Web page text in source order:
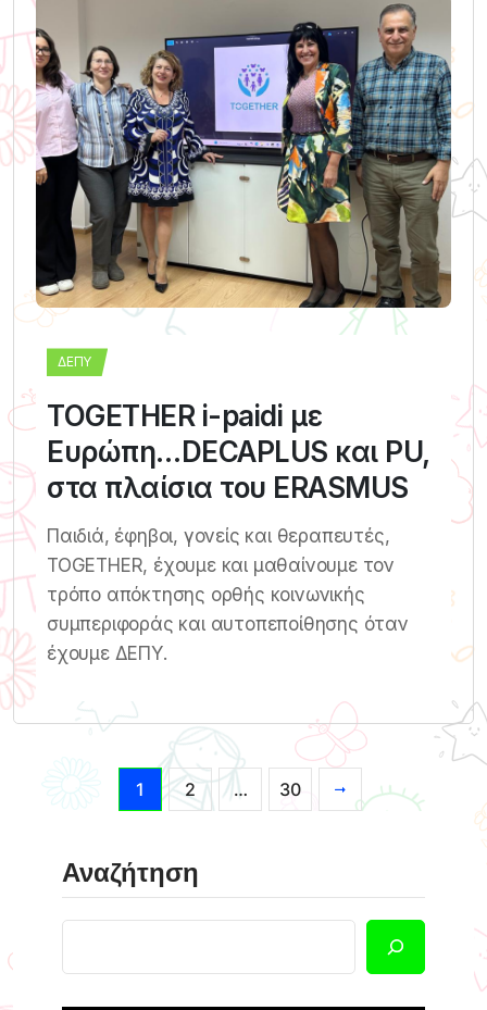
ΔΕΠΥ
TOGETHER i-paidi με
Ευρώπη…DECAPLUS και PU,
στα πλαίσια του ERASMUS
Παιδιά, έφηβοι, γονείς και θεραπευτές,
TOGETHER, έχουμε και μαθαίνουμε τον
τρόπο απόκτησης ορθής κοινωνικής
συμπεριφοράς και αυτοπεποίθησης όταν
έχουμε ΔΕΠΥ.
1 2 … 30
Αναζήτηση